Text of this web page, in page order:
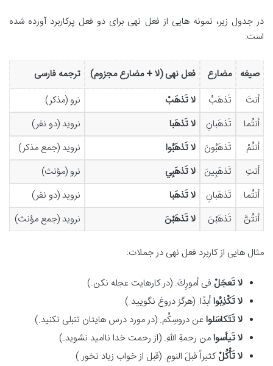
در جدول زیر، نمونه هایی از فعل نهی برای دو فعل پرکاربرد آورده شده
است:
صیغه مضارع فعل نهی (لا + مضارع مجزوم)
ترجمه فارسی
أنتَ
تَذهَبُ لا تَذهَبْ
نرو (مذکر)
أنتُما
تَذهَبانِ لا تَذهَبا
نروید (دو نفر)
أنتُمْ
تَذهَبُونَ لا تَذهَبُوا
نروید (جمع مذکر)
أنتِ
تَذهَبِينَ لا تَذهَبِي
نرو (مؤنث)
أنتُما
تَذهَبانِ لا تَذهَبا
نروید (دو نفر)
أنتُنَّ
تَذهَبْنَ لا تَذهَبْنَ نروید (جمع مؤنث)
مثال هایی از کاربرد فعل نهی در جملات:
لا تَعجَلْ فی أمورِكَ. (در کارهایت عجله نکن.)
لا تَکْذِبُواأبدًا. (هرگز دروغ نگویید.)
لا تَتَکاسَلوا عن دروسِكُم. (در مورد درس هایتان تنبلی نکنید.)
لا تَيأسوامن رحمةِ اللهِ. (از رحمت خدا ناامید نشوید.)
لا تَأْكُلْكثيراً قبلَ النومِ. (قبل از خواب زیاد نخور.)